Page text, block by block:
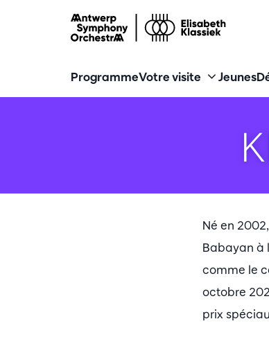
ProgrammeVotre visite Jeunes
Né en
Babayan à
comme le
octobre
prix